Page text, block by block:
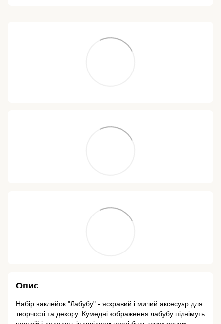
Опис
Набір наклейок "Лабубу" - яскравий і милий аксесуар для
творчості та декору. Кумедні зображення лабубу піднімуть